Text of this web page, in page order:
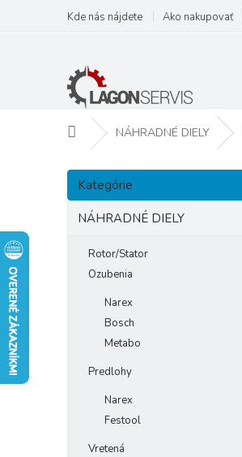
obsah
Kde nás nájdete Ako nakupovať
DomovNÁHRADNÉ DIELY
B
č
Preskočiť
kategórie
Kategórie
NÁHRADNÉ DIELY
Rotor/Stator
Ozubenia
Narex
Bosch
Metabo
Predlohy
Narex
Festool
Vretená